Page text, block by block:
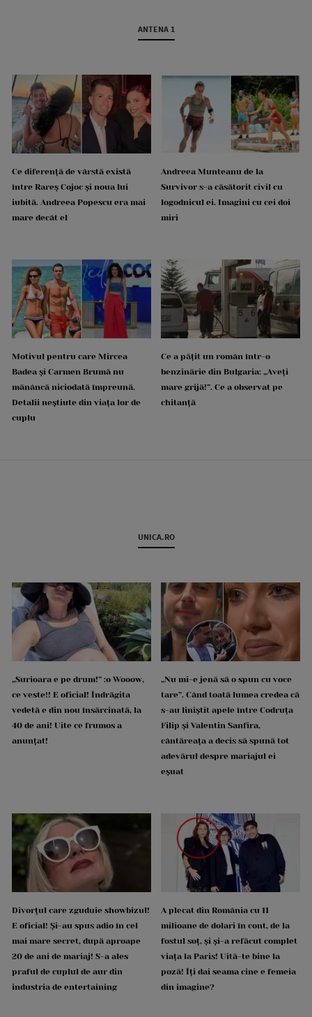
ANTENA 1
Ce diferență de vârstă există
între Rareș Cojoc și noua lui
iubită. Andreea Popescu era mai
mare decât el
Andreea Munteanu de la
Survivor s-a căsătorit civil cu
logodnicul ei. Imagini cu cei doi
miri
Motivul pentru care Mircea
Badea și Carmen Brumă nu
mănâncă niciodată împreună.
Detalii neștiute din viața lor de
cuplu
Ce a pățit un român într-o
benzinărie din Bulgaria: „Aveți
mare grijă!”. Ce a observat pe
chitanță
UNICA.RO
„Surioara e pe drum!” :o Wooow,
ce veste!! E oficial! Îndrăgita
vedetă e din nou însărcinată, la
40 de ani! Uite ce frumos a
anunțat!
„Nu mi-e jenă să o spun cu voce
tare”. Când toată lumea credea că
s-au liniștit apele între Codruța
Filip și Valentin Sanfira,
cântăreața a decis să spună tot
adevărul despre mariajul ei
eșuat
Divorțul care zguduie showbizul!
E oficial! Și-au spus adio în cel
mai mare secret, după aproape
20 de ani de mariaj! S-a ales
praful de cuplul de aur din
industria de entertaining
A plecat din România cu 11
milioane de dolari în cont, de la
fostul soț, și și-a refăcut complet
viața la Paris! Uită-te bine la
poză! Îți dai seama cine e femeia
din imagine?